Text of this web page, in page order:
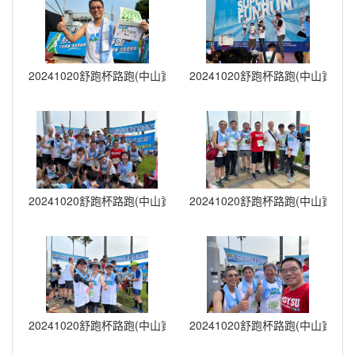
20241020舒跑杯路跑(中山資管) (10)20241020舒跑杯路跑(中山資管)
20241020舒跑杯路跑(中山資管) (12)20241020舒跑杯路跑(中山資管)
20241020舒跑杯路跑(中山資管) (14)20241020舒跑杯路跑(中山資管)